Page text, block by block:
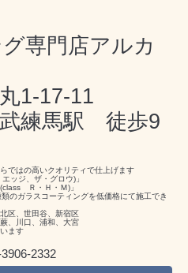
専門店アルカ
1-17-11
練馬駅 徒歩9
ではの高いクオリティで仕上げます
ッジ、ザ・グロウ)」
Ｒ・Ｈ・Ｍ)」
のガラスコーティングを低価格にて施工でき
区、世田谷、新宿区
、川口、浦和、大宮
ます
2332